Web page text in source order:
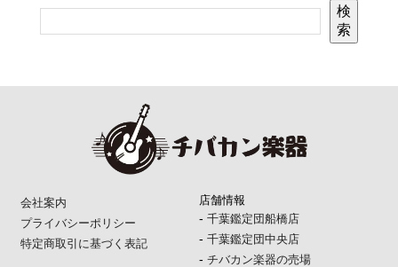
検
索
会社案内
プライバシーポリシー
特定商取引に基づく表記
店舗情報
- 千葉鑑定団船橋店
- 千葉鑑定団中央店
- チバカン楽器の売場